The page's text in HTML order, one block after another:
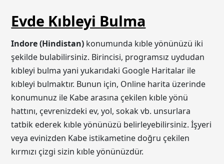
Evde Kıbleyi Bulma
Indore (Hindistan) konumunda kıble yönünüzü iki
şekilde bulabilirsiniz. Birincisi, programsız uydudan
kıbleyi bulma yani yukarıdaki Google Haritalar ile
kıbleyi bulmaktır. Bunun için, Online harita üzerinde
konumunuz ile Kabe arasına çekilen kıble yönü
hattını, çevrenizdeki ev, yol, sokak vb. unsurlara
tatbik ederek kıble yönünüzü belirleyebilirsiniz. İşyeri
veya evinizden Kabe istikametine doğru çekilen
kırmızı çizgi sizin kıble yönünüzdür.